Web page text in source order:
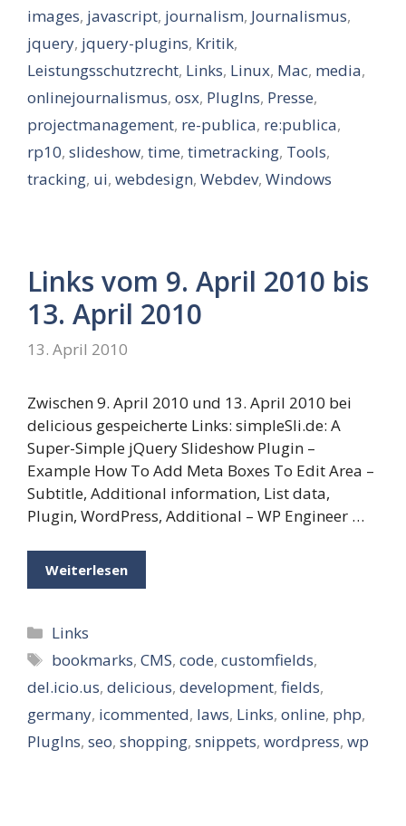
images, javascript, journalism, Journalismus,
jquery, jquery-plugins, Kritik,
Leistungsschutzrecht, Links, Linux, Mac, media,
onlinejournalismus, osx, PlugIns, Presse,
projectmanagement, re-publica, re:publica,
rp10, slideshow, time, timetracking, Tools,
tracking, ui, webdesign, Webdev, Windows
Links vom 9. April 2010 bis
13. April 2010
13. April 2010
Zwischen 9. April 2010 und 13. April 2010 bei
delicious gespeicherte Links: simpleSli.de: A
Super-Simple jQuery Slideshow Plugin –
Example How To Add Meta Boxes To Edit Area –
Subtitle, Additional information, List data,
Plugin, WordPress, Additional – WP Engineer …
Weiterlesen
Kategorien
Links
Schlagwörter
bookmarks,CMS,code,customfields,
del.icio.us, delicious, development, fields,
germany, icommented, laws, Links, online, php,
PlugIns, seo, shopping, snippets, wordpress, wp